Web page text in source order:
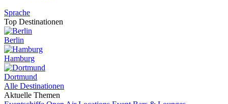
Sprache
Top Destinationen
Berlin
Hamburg
Dortmund
Alle Destinationen
Aktuelle Themen